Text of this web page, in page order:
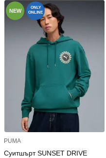
NEW
ONLY
ONLINE
PUMA
Суитшърт SUNSET DRIVE